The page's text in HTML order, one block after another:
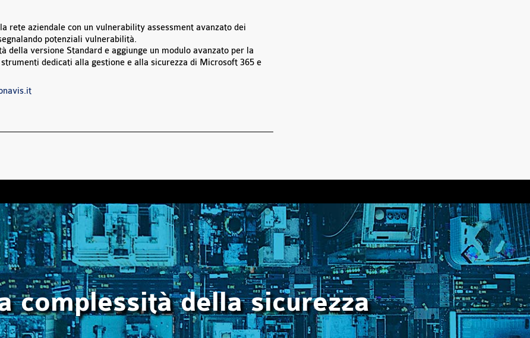
rete aziendale con un vulnerability assessment avanzato dei
potenziali vulnerabilità.
della versione Standard e aggiunge un modulo avanzato per la
dedicati alla gestione e alla sicurezza di Microsoft 365 e
complessità della sicurezza